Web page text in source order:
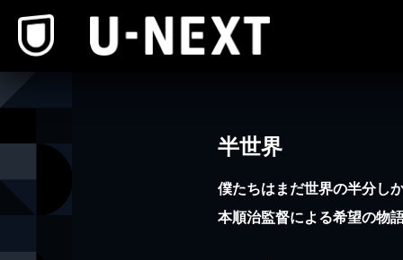
半世界
僕たちはまだ世界の半分し
本順治監督による希望の物